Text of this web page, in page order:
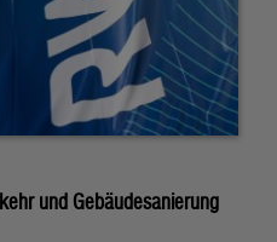
und Gebäudesanierung